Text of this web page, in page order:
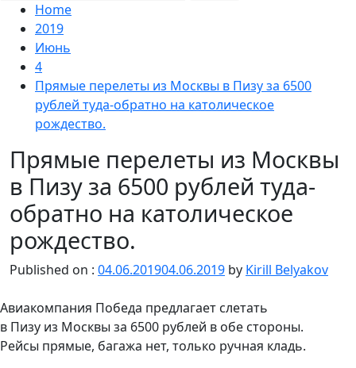
Home
2019
Июнь
4
Прямые перелеты из Москвы в Пизу за 6500
рублей туда-обратно на католическое
рождество.
Прямые перелеты из Москвы
в Пизу за 6500 рублей туда-
обратно на католическое
рождество.
Published on : 04.06.201904.06.2019 by Kirill Belyakov
Авиакомпания Победа предлагает слетать
в Пизу из Москвы за 6500 рублей в обе стороны.
Рейсы прямые, багажа нет, только ручная кладь.